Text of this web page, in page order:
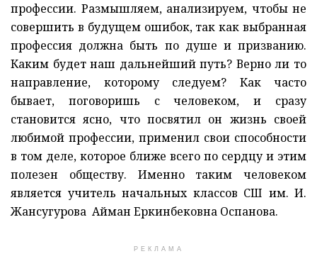
профессии. Размышляем, анализируем, чтобы не
совершить в будущем ошибок, так как выбранная
профессия должна быть по душе и призванию.
Каким будет наш дальнейший путь? Верно ли то
направление, которому следуем? Как часто
бывает, поговоришь с человеком, и сразу
становится ясно, что посвятил он жизнь своей
любимой профессии, применил свои способности
в том деле, которое ближе всего по сердцу и этим
полезен обществу. Именно таким человеком
является учитель начальных классов СШ им. И.
Жансугурова Айман Еркинбековна Оспанова.
РЕКЛАМА